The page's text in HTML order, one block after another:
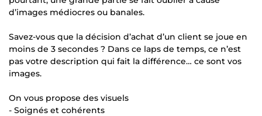
d’images médiocres ou banales.
Savez-vous que la décision d’achat d’un client se joue en
moins de 3 secondes ? Dans ce laps de temps, ce n’est
pas votre description qui fait la différence… ce sont vos
images.
On vous propose des visuels
- Soignés et cohérents